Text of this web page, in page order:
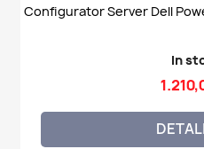
Configurator Server Dell
In